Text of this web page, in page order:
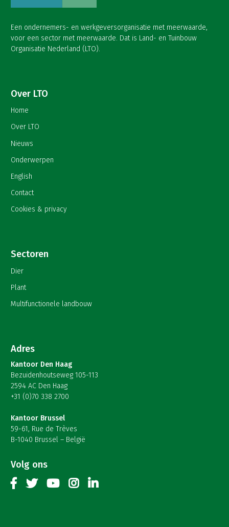
Een ondernemers- en werkgeversorganisatie met meerwaarde,
voor een sector met meerwaarde. Dat is Land- en Tuinbouw
Organisatie Nederland (LTO).
Over LTO
Home
Over LTO
Nieuws
Onderwerpen
English
Contact
Cookies & privacy
Sectoren
Dier
Plant
Multifunctionele landbouw
Adres
Kantoor Den Haag
Bezuidenhoutseweg 105-113
2594 AC Den Haag
+31 (0)70 338 2700
Kantoor Brussel
59-61, Rue de Trèves
B-1040 Brussel – België
Volg ons